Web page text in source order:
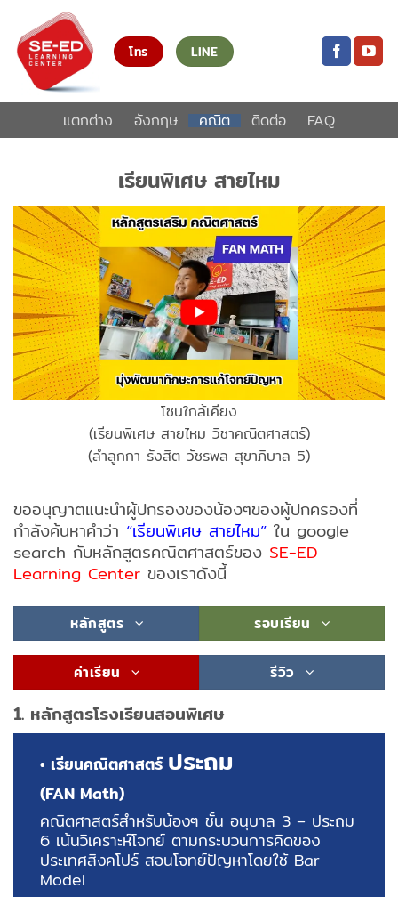
ยัง
เนื้อหา
โทร LINE
แตกต่าง อังกฤษ คณิต ติดต่อ FAQ
เรียนพิเศษ สายไหม
โซนใกล้เคียง
(เรียนพิเศษ สายไหม วิชาคณิตศาสตร์)
(ลำลูกกา รังสิต วัชรพล สุขาภิบาล 5)
ขออนุญาตแนะนำผู้ปกรองของน้องๆของผู้ปกครองที่
กำลังค้นหาคำว่า “เรียนพิเศษ สายไหม” ใน google
search กับหลักสูตรคณิตศาสตร์ของ SE-ED
Learning Center ของเราดังนี้
หลักสูตร รอบเรียน
ค่าเรียน รีวิว
1. หลักสูตรโรงเรียนสอนพิเศษ
• เรียนคณิตศาสตร์ ประถม
(FAN Math)
คณิตศาสตร์สำหรับน้องๆ ชั้น อนุบาล 3 – ประถม
6 เน้นวิเคราะห์โจทย์ ตามกระบวนการคิดของ
ประเทศสิงคโปร์ สอนโจทย์ปัญหาโดยใช้ Bar
Model